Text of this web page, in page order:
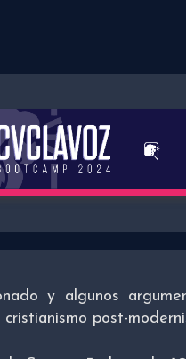
y algunos
post-